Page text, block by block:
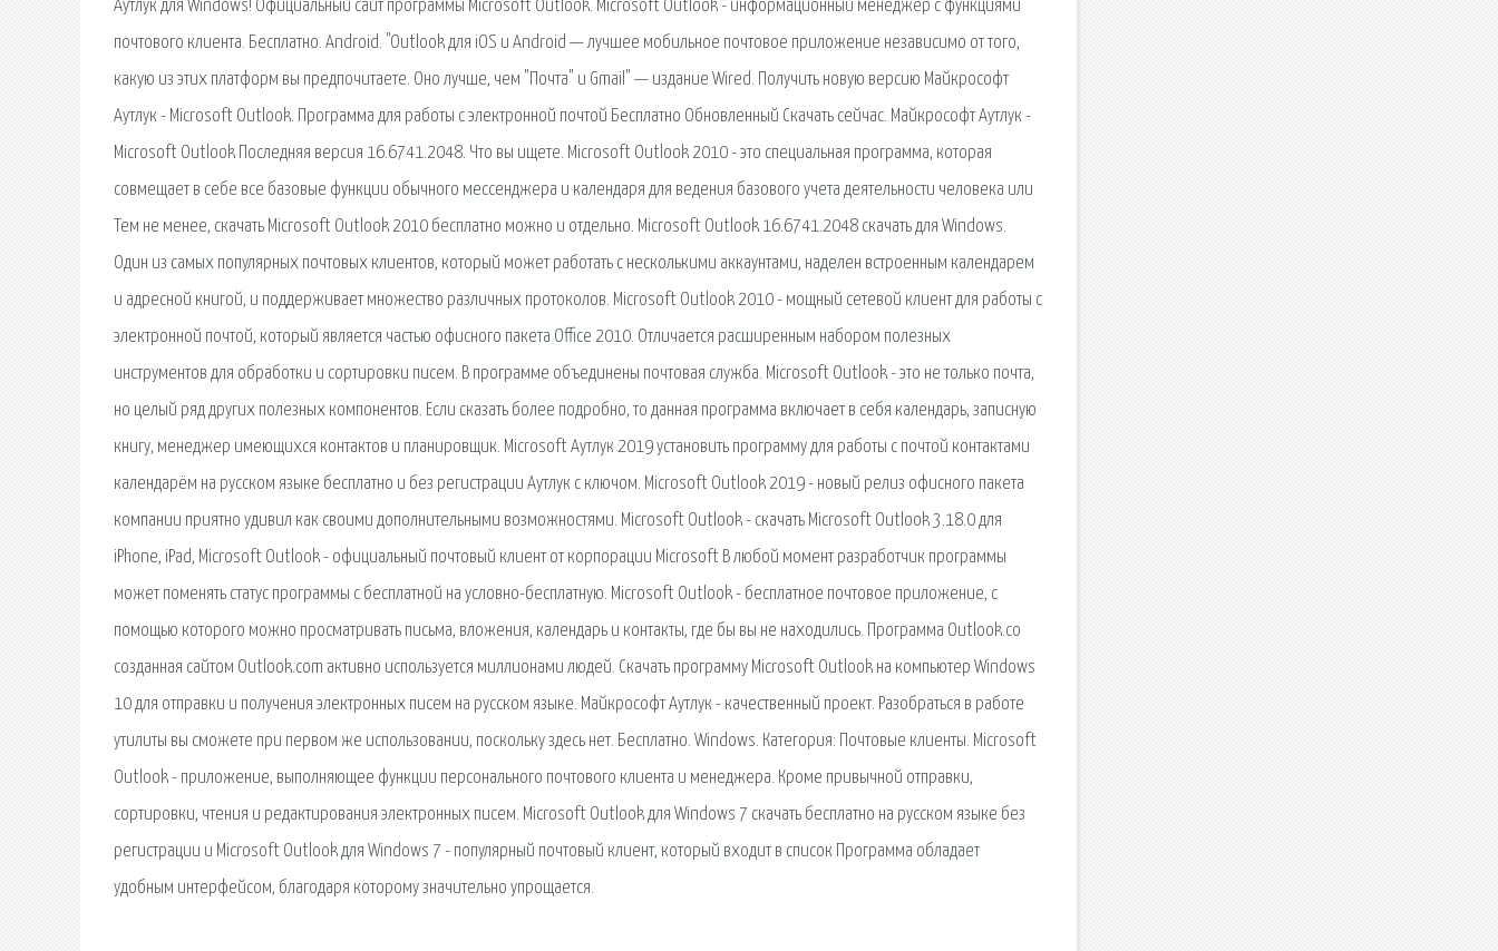
Аутлук для Windows! Официальный сайт программы Microsoft Outlook. Microsoft Outlook - информационный менеджер с функциями
почтового клиента. Бесплатно. Android. "Outlook для iOS и Android — лучшее мобильное почтовое приложение независимо от того,
какую из этих платформ вы предпочитаете. Оно лучше, чем "Почта" и Gmail" — издание Wired. Получить новую версию Майкрософт
Аутлук - Microsoft Outlook. Программа для работы с электронной почтой Бесплатно Обновленный Скачать сейчас. Майкрософт Аутлук -
Microsoft Outlook Последняя версия 16.6741.2048. Что вы ищете. Microsoft Outlook 2010 - это специальная программа, которая
совмещает в себе все базовые функции обычного мессенджера и календаря для ведения базового учета деятельности человека или
Тем не менее, скачать Microsoft Outlook 2010 бесплатно можно и отдельно. Microsoft Outlook 16.6741.2048 скачать для Windows.
Один из самых популярных почтовых клиентов, который может работать с несколькими аккаунтами, наделен встроенным календарем
и адресной книгой, и поддерживает множество различных протоколов. Microsoft Outlook 2010 - мощный сетевой клиент для работы с
электронной почтой, который является частью офисного пакета Office 2010. Отличается расширенным набором полезных
инструментов для обработки и сортировки писем. В программе объединены почтовая служба. Microsoft Outlook - это не только почта,
но целый ряд других полезных компонентов. Если сказать более подробно, то данная программа включает в себя календарь, записную
книгу, менеджер имеющихся контактов и планировщик. Microsoft Аутлук 2019 установить программу для работы с почтой контактами
календарём на русском языке бесплатно и без регистрации Аутлук с ключом. Microsoft Outlook 2019 - новый релиз офисного пакета
компании приятно удивил как своими дополнительными возможностями. Microsoft Outlook - скачать Microsoft Outlook 3.18.0 для
iPhone, iPad, Microsoft Outlook - официальный почтовый клиент от корпорации Microsoft В любой момент разработчик программы
может поменять статус программы с бесплатной на условно-бесплатную. Microsoft Outlook - бесплатное почтовое приложение, с
помощью которого можно просматривать письма, вложения, календарь и контакты, где бы вы не находились. Программа Outlook.co
созданная сайтом Outlook.com активно используется миллионами людей. Скачать программу Microsoft Outlook на компьютер Windows
10 для отправки и получения электронных писем на русском языке. Майкрософт Аутлук - качественный проект. Разобраться в работе
утилиты вы сможете при первом же использовании, поскольку здесь нет. Бесплатно. Windows. Категория: Почтовые клиенты. Microsoft
Outlook - приложение, выполняющее функции персонального почтового клиента и менеджера. Кроме привычной отправки,
сортировки, чтения и редактирования электронных писем. Microsoft Outlook для Windows 7 скачать бесплатно на русском языке без
регистрации и Microsoft Outlook для Windows 7 - популярный почтовый клиент, который входит в список Программа обладает
удобным интерфейсом, благодаря которому значительно упрощается.